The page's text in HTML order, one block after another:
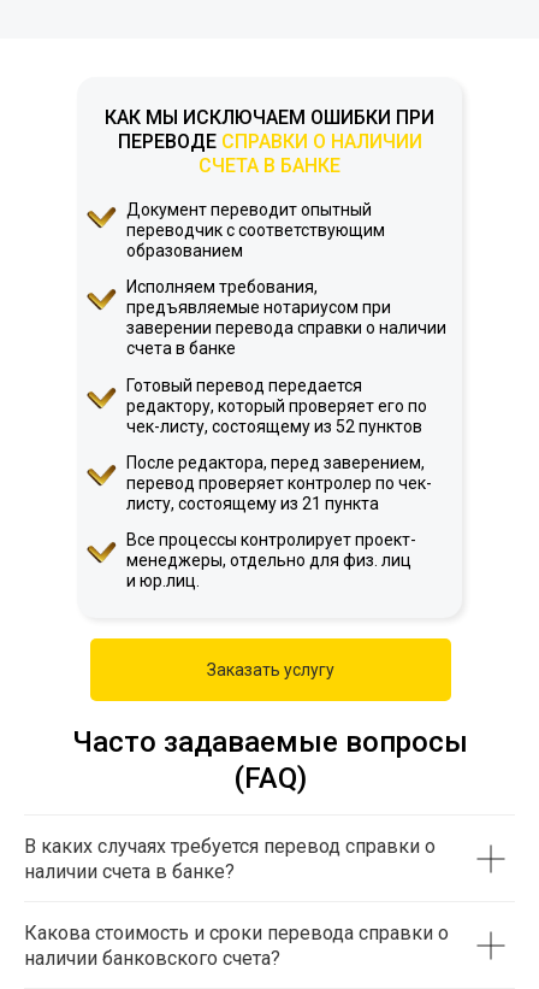
КАК МЫ ИСКЛЮЧАЕМ ОШИБКИ ПРИ
ПЕРЕВОДЕ СПРАВКИ О НАЛИЧИИ
СЧЕТА В БАНКЕ
Документ переводит опытный
переводчик с соответствующим
образованием
Исполняем требования,
предъявляемые нотариусом при
заверении перевода справки о наличии
счета в банке
Готовый перевод передается
редактору, который проверяет его по
чек-листу, состоящему из 52 пунктов
После редактора, перед заверением,
перевод проверяет контролер по чек-
листу, состоящему из 21 пункта
Все процессы контролирует проект-
менеджеры, отдельно для физ. лиц
и юр.лиц.
Заказать услугу
Часто задаваемые вопросы
(FAQ)
В каких случаях требуется перевод справки о
наличии счета в банке?
Какова стоимость и сроки перевода справки о
наличии банковского счета?